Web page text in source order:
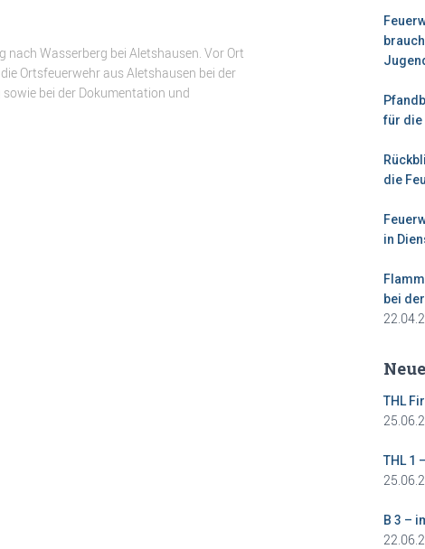
nach Wasserberg bei Aletshausen. Vor Ort
Ortsfeuerwehr aus Aletshausen bei der
bei der Dokumentation und
für die
die
in
bei
THL
THL 1
B 3 –